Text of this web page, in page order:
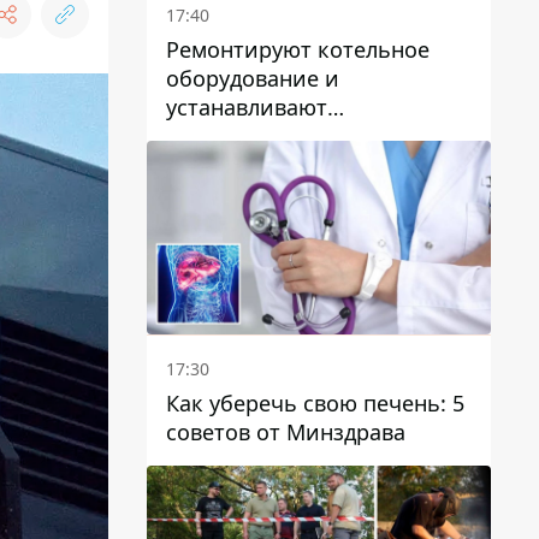
17:40
Ремонтируют котельное
оборудование и
устанавливают
генераторные установки:
как в Днепре готовятся к
отопительному сезону
17:30
Как уберечь свою печень: 5
советов от Минздрава